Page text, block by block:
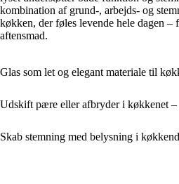
kombination af grund-, arbejds- og
køkken, der føles levende hele dagen –
aftensmad.
Glas som let og elegant materiale til
Udskift pære eller afbryder i køkkenet –
Skab stemning med belysning i